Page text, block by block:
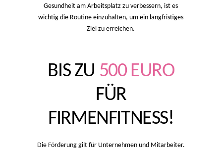
Gesundheit am Arbeitsplatz zu verbessern, ist es
wichtig die Routine einzuhalten, um ein langfristiges
Ziel zu erreichen.
BIS ZU 500 EURO
FÜR
FIRMENFITNESS!
Die Förderung gilt für Unternehmen und Mitarbeiter.